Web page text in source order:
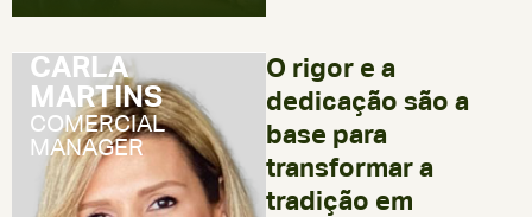
CARLA
MARTINS
COMERCIAL
MANAGER
O rigor e a
dedicação são a
base para
transformar a
tradição em